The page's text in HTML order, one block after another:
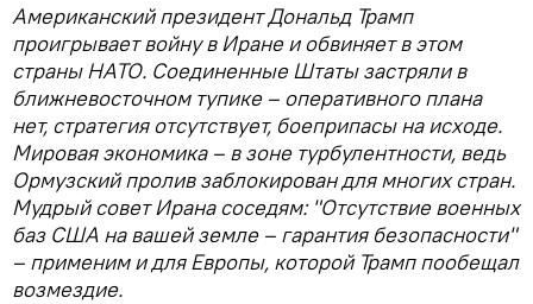
Американский президент Дональд Трамп
проигрывает войну в Иране и обвиняет в этом
страны НАТО. Соединенные Штаты застряли в
ближневосточном тупике – оперативного плана
нет, стратегия отсутствует, боеприпасы на исходе.
Мировая экономика – в зоне турбулентности, ведь
Ормузский пролив заблокирован для многих стран.
Мудрый совет Ирана соседям: "Отсутствие военных
баз США на вашей земле – гарантия безопасности"
– применим и для Европы, которой Трамп пообещал
возмездие.